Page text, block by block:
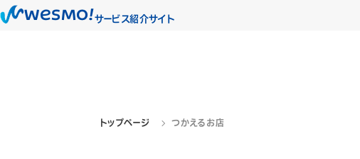
WESMO!サービス紹介サイト
トップページ つかえるお店